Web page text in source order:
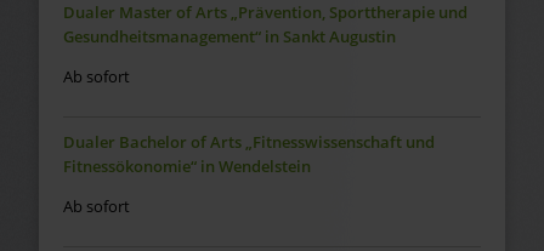
Dualer Master of Arts „Prävention, Sporttherapie und
Gesundheitsmanagement“ in Sankt Augustin
Ab sofort
Dualer Bachelor of Arts „Fitnesswissenschaft und
Fitnessökonomie“ in Wendelstein
Ab sofort